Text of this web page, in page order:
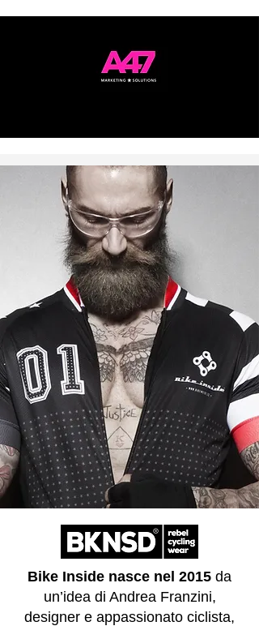
Bike Inside nasce nel 2015 da
un’idea di Andrea Franzini,
designer e appassionato ciclista,